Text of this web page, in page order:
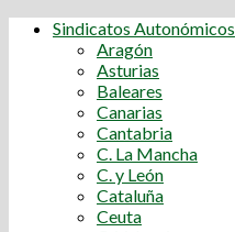
Sindicatos Autonómicos
Aragón
Asturias
Baleares
Canarias
Cantabria
C. La Mancha
C. y León
Cataluña
Ceuta